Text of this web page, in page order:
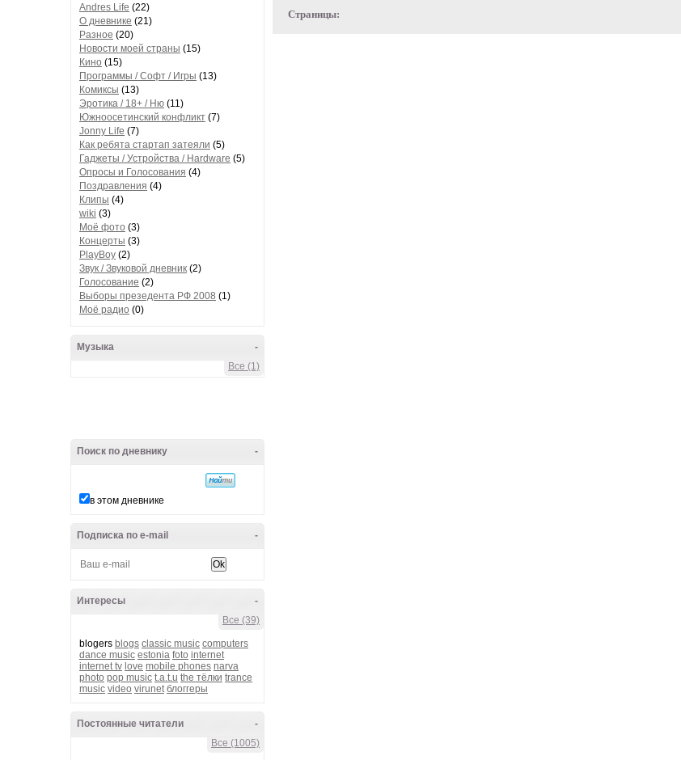
Andres Life (22)
О дневнике (21)
Разное (20)
Новости моей страны (15)
Кино (15)
Программы / Софт / Игры (13)
Комиксы (13)
Эротика / 18+ / Ню (11)
Южноосетинский конфликт (7)
Jonny Life (7)
Как ребята стартап затеяли (5)
Гаджеты / Устройства / Hardware (5)
Опросы и Голосования (4)
Поздравления (4)
Клипы (4)
wiki (3)
Моё фото (3)
Концерты (3)
PlayBoy (2)
Звук / Звуковой дневник (2)
Голосование (2)
Выборы презедента РФ 2008 (1)
Моё радио (0)
-
Музыка
Все (1)
-
Поиск по дневнику
в этом дневнике
-
Подписка по e-mail
-
Интересы
Все (39)
blogers blogs classic music computers
dance music estonia foto internet
internet tv love mobile phones narva
photo pop music t.a.t.u the тёлки trance
music video virunet блоггеры
-
Постоянные читатели
Все (1005)
Страницы: